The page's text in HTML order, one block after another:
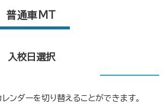
普通車MT
入校日選択
ンダーを切り替えることができます。